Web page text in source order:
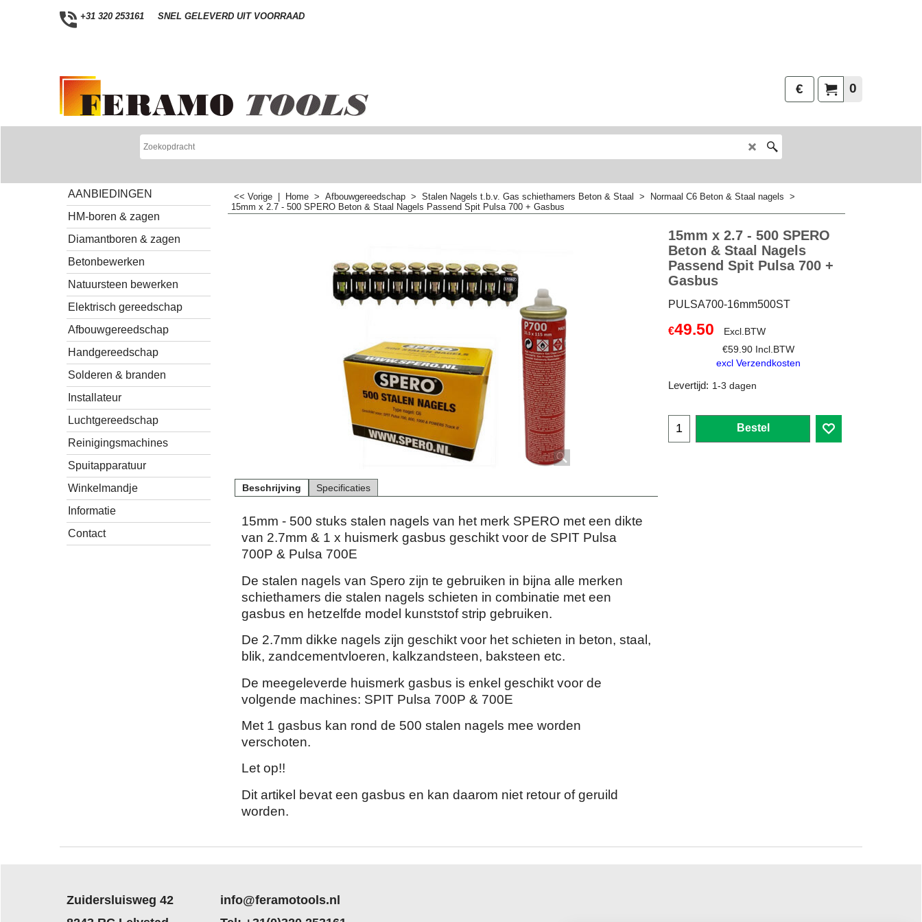
+31 320 253161 SNEL GELEVERD UIT VOORRAAD
0
€
AANBIEDINGEN
HM-boren & zagen
Diamantboren & zagen
Betonbewerken
Natuursteen bewerken
Elektrisch gereedschap
Afbouwgereedschap
Handgereedschap
Solderen & branden
Installateur
Luchtgereedschap
Reinigingsmachines
Spuitapparatuur
Winkelmandje
Informatie
Contact
<< Vorige Home > Afbouwgereedschap > Stalen Nagels t.b.v. Gas schiethamers Beton & Staal > Normaal C6 Beton & Staal nagels >
15mm x 2.7 - 500 SPERO Beton & Staal Nagels Passend Spit Pulsa 700 + Gasbus
15mm x 2.7 - 500 SPERO
Beton & Staal Nagels
Passend Spit Pulsa 700 +
Gasbus
PULSA700-16mm500ST
€49.50
Excl.BTW
€59.90 Incl.BTW
excl Verzendkosten
Levertijd: 1-3 dagen
Bestel
Beschrijving Specificaties
15mm - 500 stuks stalen nagels van het merk SPERO met een dikte
van 2.7mm & 1 x huismerk gasbus geschikt voor de SPIT Pulsa
700P & Pulsa 700E
De stalen nagels van Spero zijn te gebruiken in bijna alle merken
schiethamers die stalen nagels schieten in combinatie met een
gasbus en hetzelfde model kunststof strip gebruiken.
De 2.7mm dikke nagels zijn geschikt voor het schieten in beton, staal,
blik, zandcementvloeren, kalkzandsteen, baksteen etc.
De meegeleverde huismerk gasbus is enkel geschikt voor de
volgende machines: SPIT Pulsa 700P & 700E
Met 1 gasbus kan rond de 500 stalen nagels mee worden
verschoten.
Let op!!
Dit artikel bevat een gasbus en kan daarom niet retour of geruild
worden.
Zuidersluisweg 42
info@feramotools.nl